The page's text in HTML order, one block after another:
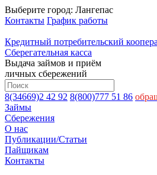
Выберите город: Лангепас
Контакты График работы
Кредитный потребительский
Сберегательная касса
Выдача займов и приём
личных сбережений
8(34669)2 42 92 8(800)777 51 86
Займы
Сбережения
О нас
Публикации/Статьи
Пайщикам
Контакты